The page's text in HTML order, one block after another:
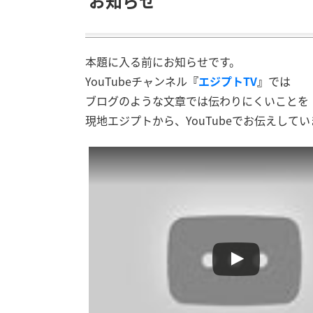
本題に入る前にお知らせです。
YouTubeチャンネル 『エジプトTV』 では
ブログのような文章では伝わりにくいことを
現地エジプトから、YouTubeでお伝えしてい